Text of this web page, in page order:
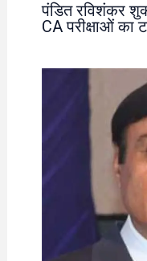
पंडित रविशंकर
CA परीक्षाओं का